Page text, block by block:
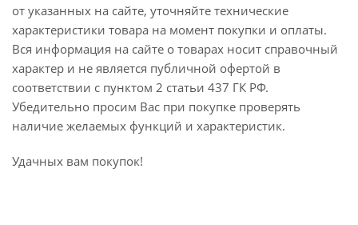
от указанных на сайте, уточняйте технические
характеристики товара на момент покупки и оплаты.
Вся информация на сайте о товарах носит справочный
характер и не является публичной офертой в
соответствии с пунктом 2 статьи 437 ГК РФ.
Убедительно просим Вас при покупке проверять
наличие желаемых функций и характеристик.
Удачных вам покупок!